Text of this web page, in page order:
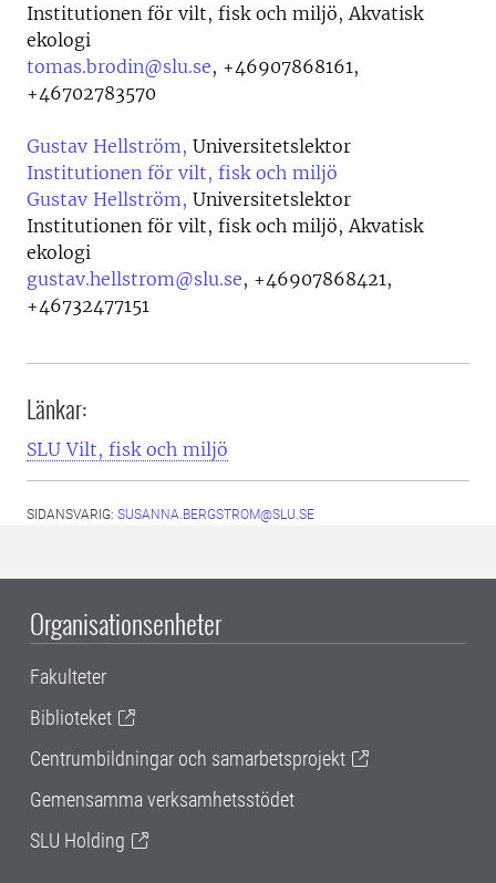
Institutionen för vilt, fisk och miljö, Akvatisk
ekologi
tomas.brodin@slu.se, +46907868161,
+46702783570
Gustav Hellström, Universitetslektor
Institutionen för vilt, fisk och miljö
Gustav Hellström, Universitetslektor
Institutionen för vilt, fisk och miljö, Akvatisk
ekologi
gustav.hellstrom@slu.se, +46907868421,
+46732477151
Länkar:
SLU Vilt, fisk och miljö
SIDANSVARIG: SUSANNA.BERGSTROM@SLU.SE
Organisationsenheter
Fakulteter
Biblioteket
Centrumbildningar och samarbetsprojekt
Gemensamma verksamhetsstödet
SLU Holding